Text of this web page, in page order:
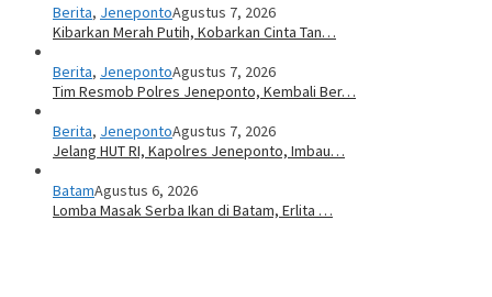
Berita, JenepontoAgustus 7, 2026
Kibarkan Merah Putih, Kobarkan Cinta Tan…
Berita, JenepontoAgustus 7, 2026
Tim Resmob Polres Jeneponto, Kembali Ber…
Berita, JenepontoAgustus 7, 2026
Jelang HUT RI, Kapolres Jeneponto, Imbau…
BatamAgustus 6, 2026
Lomba Masak Serba Ikan di Batam, Erlita …